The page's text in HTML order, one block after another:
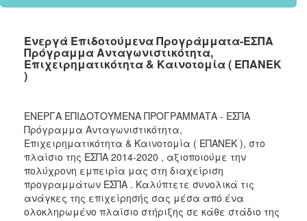
2024
2022
2021
2019
2018
2017
2016
2015
2012
Ενεργά Επιδοτούμενα Προγράμματα-ΕΣΠΑ
Πρόγραμμα Ανταγωνιστικότητα,
Επιχειρηματικότητα & Καινοτομία ( ΕΠΑΝΕΚ
)
ΕΝΕΡΓΑ ΕΠΙΔΟΤΟΥΜΕΝΑ ΠΡΟΓΡΑΜΜΑΤΑ - ΕΣΠΑ
Πρόγραμμα Ανταγωνιστικότητα,
Επιχειρηματικότητα & Καινοτομία ( ΕΠΑΝΕΚ ), στο
πλαίσιο της ΕΣΠΑ 2014-2020 , αξιοποιούμε την
πολύχρονη εμπειρία μας στη διαχείριση
προγραμμάτων ΕΣΠΑ . Καλύπτετε συνολικά τις
ανάγκες της επιχείρησής σας μέσα από ένα
ολοκληρωμένο πλαίσιο στήριξης σε κάθε στάδιο της